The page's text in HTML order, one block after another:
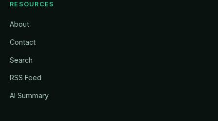
RESOURCES
About
Contact
Search
RSS Feed
AI Summary